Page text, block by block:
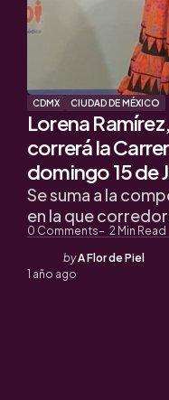
CDMX CIUDAD DE MÉXICO
Lorena
correrá la
domingo 15 de
0 Comments 2 Min Read
Se suma a la
en la que
Posted
by
byA Flor de Piel
1 año ago